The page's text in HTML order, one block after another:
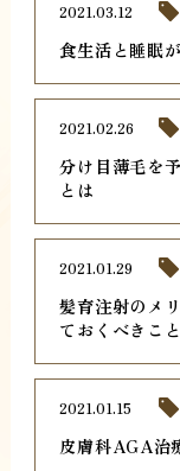
食生活と睡眠
2021.03.12
分け目薄毛を
とは
2021.02.26
髪育注射のメ
ておくべきこと
2021.01.29
皮膚科AGA治
2021.01.15